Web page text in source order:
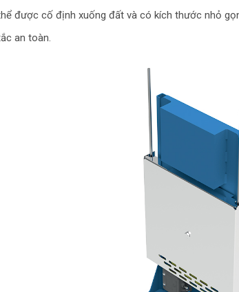
được cố định xuống đất và có kích thước nhỏ
an toàn.